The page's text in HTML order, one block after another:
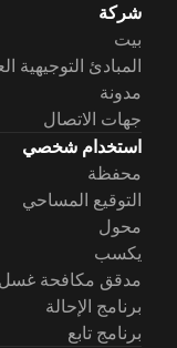
شركة
بيت
المبادئ التوجيهية
مدونة
جهات الاتصال
استخدام شخصي
محفظة
التوقيع المساحي
محول
يكسب
مدقق مكافحة غسل
برنامج الإحالة
برنامج تابع